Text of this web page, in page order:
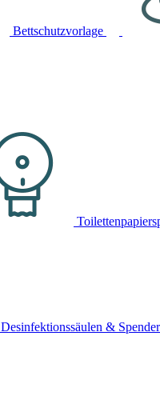
Bettschutzvorlage
Desinfektionssäulen & Spender